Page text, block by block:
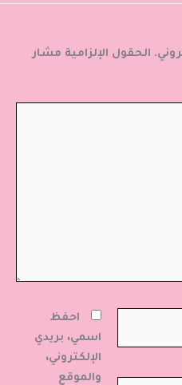
الحقول الإلزامية مشار
احفظ
اسمي، بريدي
الإلكتروني،
والموقع